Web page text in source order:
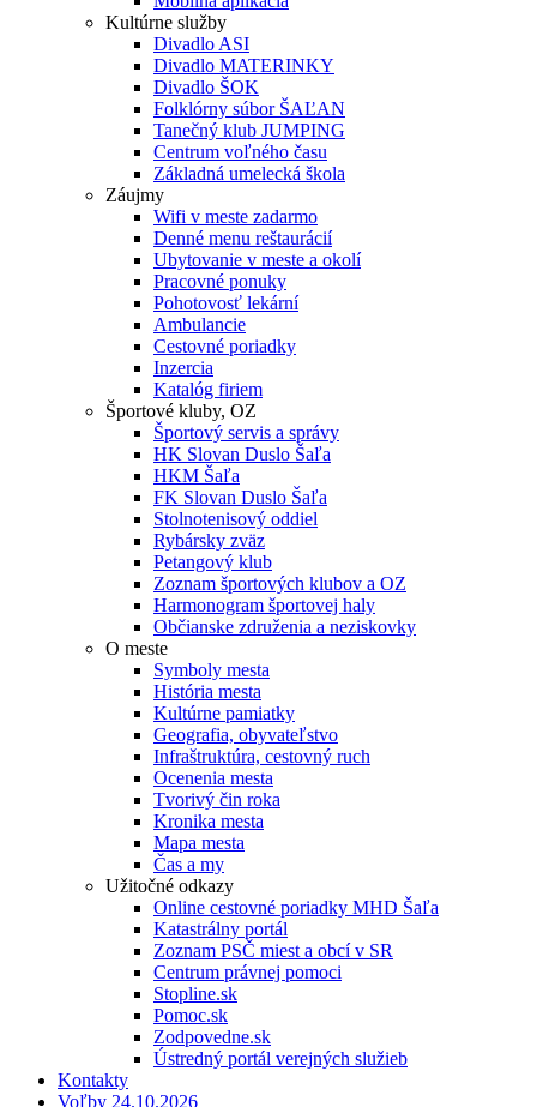
Kultúrne služby
Divadlo ASI
Divadlo MATERINKY
Divadlo ŠOK
Folklórny súbor ŠAĽAN
Tanečný klub JUMPING
Centrum voľného času
Základná umelecká škola
Záujmy
Wifi v meste zadarmo
Denné menu reštaurácií
Ubytovanie v meste a okolí
Pracovné ponuky
Pohotovosť lekární
Ambulancie
Cestovné poriadky
Inzercia
Katalóg firiem
Športové kluby, OZ
Športový servis a správy
HK Slovan Duslo Šaľa
HKM Šaľa
FK Slovan Duslo Šaľa
Stolnotenisový oddiel
Rybársky zväz
Petangový klub
Zoznam športových klubov a OZ
Harmonogram športovej haly
Občianske združenia a neziskovky
O meste
Symboly mesta
História mesta
Kultúrne pamiatky
Geografia, obyvateľstvo
Infraštruktúra, cestovný ruch
Ocenenia mesta
Tvorivý čin roka
Kronika mesta
Mapa mesta
Čas a my
Užitočné odkazy
Online cestovné poriadky MHD Šaľa
Katastrálny portál
Zoznam PSČ miest a obcí v SR
Centrum právnej pomoci
Stopline.sk
Pomoc.sk
Zodpovedne.sk
Ústredný portál verejných služieb
Kontakty
Voľby 24.10.2026